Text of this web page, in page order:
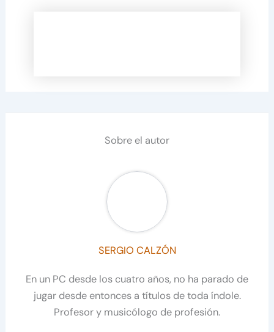
Sobre el autor
SERGIO CALZÓN
En un PC desde los cuatro años, no ha parado de
jugar desde entonces a títulos de toda índole.
Profesor y musicólogo de profesión.